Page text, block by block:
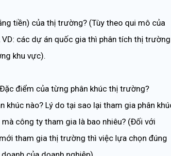
tiền) của thị trường? (Tùy theo qui mô của
các dự án quốc gia thì phân tích thị trường
khu vực).
điểm của từng phân khúc thị trường?
nào? Lý do tại sao lại tham gia phân
công ty tham gia là bao nhiêu? (Đối với
tham gia thị trường thì việc lựa chọn đúng